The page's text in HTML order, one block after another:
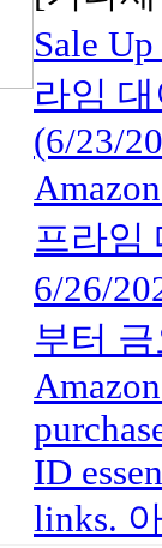
Sale
라임
(6/23/
프라임
6/26/
부터 금
ID
links.